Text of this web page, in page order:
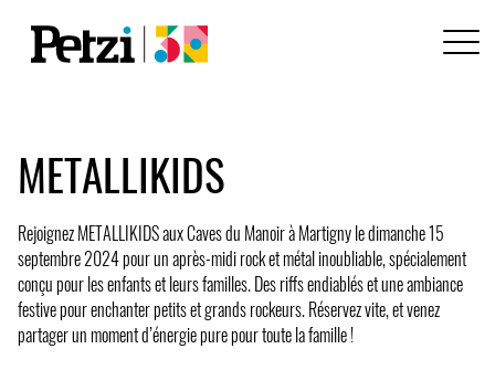
METALLIKIDS
Rejoignez METALLIKIDS aux Caves du Manoir à Martigny le dimanche 15
septembre 2024 pour un après-midi rock et métal inoubliable, spécialement
conçu pour les enfants et leurs familles. Des riffs endiablés et une ambiance
festive pour enchanter petits et grands rockeurs. Réservez vite, et venez
partager un moment d’énergie pure pour toute la famille !